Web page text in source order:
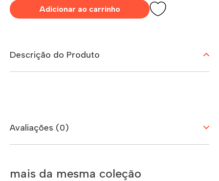
Adicionar ao carrinho
Descrição do Produto
Avaliações (0)
mais da mesma coleção